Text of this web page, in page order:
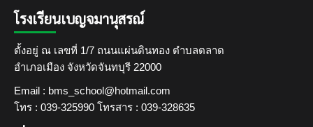
โรงเรียนเบญจมานุสรณ์
ตั้งอยู่ ณ เลขที่ 1/7 ถนนแผ่นดินทอง ตำบลตลาด
อำเภอเมือง จังหวัดจันทบุรี 22000
Email : bms_school@hotmail.com
โทร : 039-325990 โทรสาร : 039-328635